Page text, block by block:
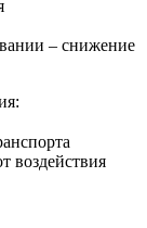
– снижение
воздействия